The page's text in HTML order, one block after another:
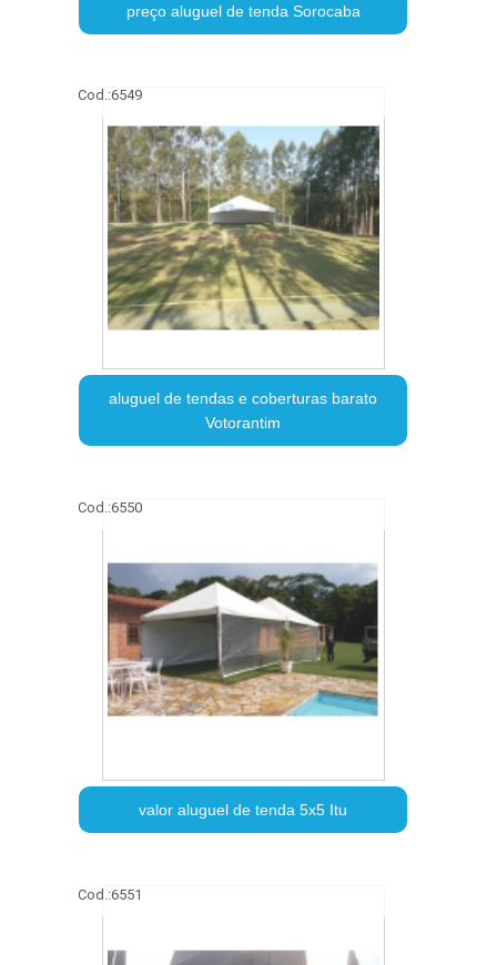
preço aluguel de tenda Sorocaba
Cod.:6549
aluguel de tendas e coberturas barato
Votorantim
Cod.:6550
valor aluguel de tenda 5x5 Itu
Cod.:6551